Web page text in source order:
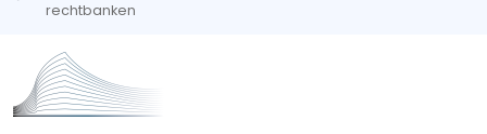
rechtbanken